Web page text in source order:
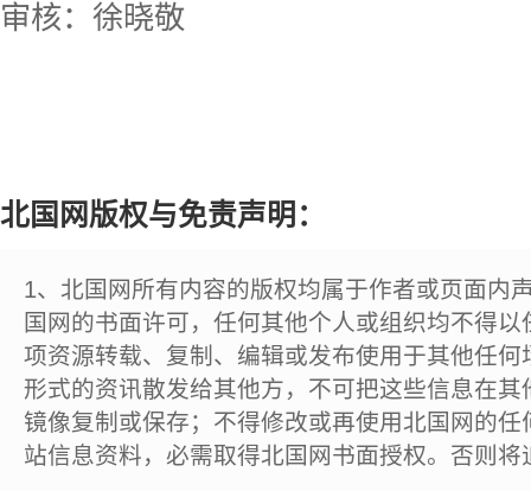
审核：徐晓敬
北国网版权与免责声明：
1、北国网所有内容的版权均属于作者或页面内
国网的书面许可，任何其他个人或组织均不得
项资源转载、复制、编辑或发布使用于其他任
形式的资讯散发给其他方，不可把这些信息在
镜像复制或保存；不得修改或再使用北国网的
站信息资料，必需取得北国网书面授权。否则将